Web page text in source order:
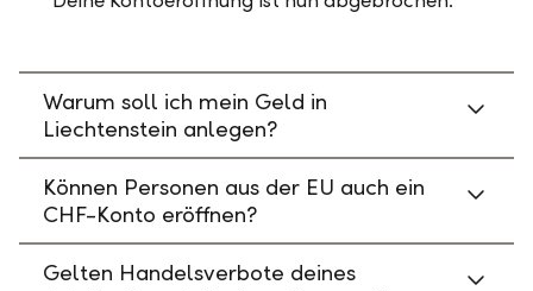
Warum soll ich mein Geld in
Liechtenstein anlegen?
Können Personen aus der EU auch ein
CHF-Konto eröffnen?
Gelten Handelsverbote deines